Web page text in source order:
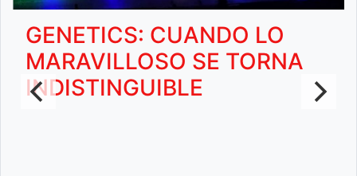
GENETICS: CUANDO LO
MARAVILLOSO SE TORNA
INDISTINGUIBLE